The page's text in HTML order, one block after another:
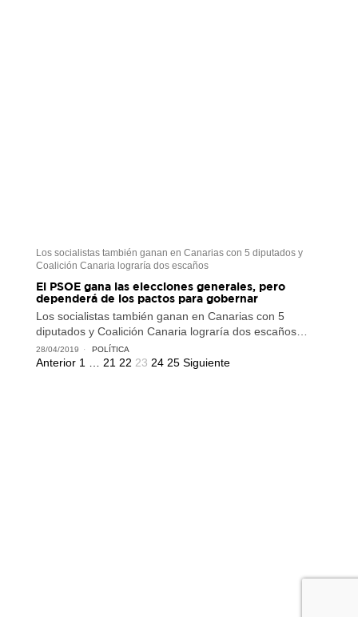
Los socialistas también ganan en Canarias con 5 diputados y
Coalición Canaria lograría dos escaños
El PSOE gana las elecciones generales, pero
dependerá de los pactos para gobernar
Los socialistas también ganan en Canarias con 5
diputados y Coalición Canaria lograría dos escaños…
28/04/2019 POLÍTICA
Anterior 1 21 22 23 24 25 Siguiente